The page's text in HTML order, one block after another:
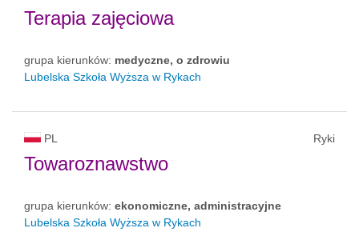
Terapia zajęciowa
grupa kierunków: medyczne, o zdrowiu
Lubelska Szkoła Wyższa w Rykach
PL Ryki
Towaroznawstwo
grupa kierunków: ekonomiczne, administracyjne
Lubelska Szkoła Wyższa w Rykach